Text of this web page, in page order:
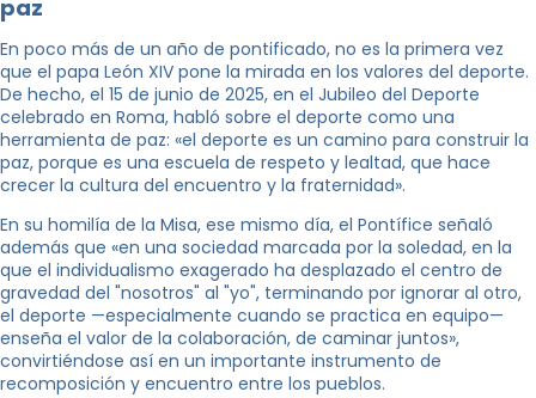
paz
En poco más de un año de pontificado, no es la primera vez
que el papa León XIV pone la mirada en los valores del deporte.
De hecho, el 15 de junio de 2025, en el Jubileo del Deporte
celebrado en Roma, habló sobre el deporte como una
herramienta de paz: «el deporte es un camino para construir la
paz, porque es una escuela de respeto y lealtad, que hace
crecer la cultura del encuentro y la fraternidad».
En su homilía de la Misa, ese mismo día, el Pontífice señaló
además que «en una sociedad marcada por la soledad, en la
que el individualismo exagerado ha desplazado el centro de
gravedad del "nosotros" al "yo", terminando por ignorar al otro,
el deporte —especialmente cuando se practica en equipo—
enseña el valor de la colaboración, de caminar juntos»,
convirtiéndose así en un importante instrumento de
recomposición y encuentro entre los pueblos.